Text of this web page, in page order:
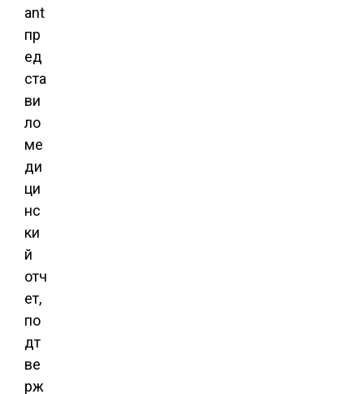
ant
пр
ед
ста
ви
ло
ме
ди
ци
нс
ки
й
отч
ет,
по
дт
ве
рж